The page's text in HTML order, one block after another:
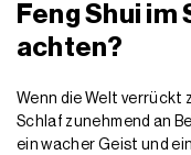
Feng Shui
achten?
Wenn die Welt verrückt
Schlaf zunehmend an
ein wacher Geist und